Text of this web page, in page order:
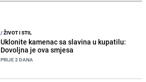
/ŽIVOT I STIL
Uklonite kamenac sa slavina u kupatilu:
Dovoljna je ova smjesa
PRIJE 2 DANA